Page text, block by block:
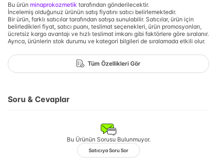
Bu ürün minaprokozmetik tarafından gönderilecektir.
İncelemiş olduğunuz ürünün satış fiyatını satıcı belirlemektedir.
Bir ürün, farklı satıcılar tarafından satışa sunulabilir. Satıcılar, ürün için
belirledikleri fiyat, satıcı puanı, teslimat seçenekleri, ürün promosyonları,
ücretsiz kargo avantajı ve hızlı teslimat imkanı gibi faktörlere göre sıralanır.
Ayrıca, ürünlerin stok durumu ve kategori bilgileri de sıralamada etkili olur.
Tüm Özellikleri Gör
Soru & Cevaplar
Bu Ürünün Sorusu Bulunmuyor.
Satıcıya Soru Sor